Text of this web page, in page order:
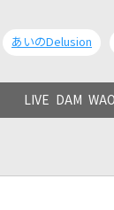
あいのDelusion
LIVE DAM